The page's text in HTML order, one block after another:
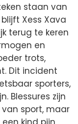
staan van
Xess Xava
terug te keren
en
trots,
Dit incident
sporters,
Blessures zijn
sport, maar